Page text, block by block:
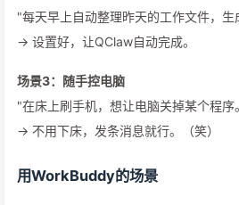
"每天早上自动整理昨天的工作文件，
→ 设置好，让QClaw自动完成。
场景3：随手控电脑
"在床上刷手机，想让电脑关掉某个程序
→ 不用下床，发条消息就行。（笑）
用WorkBuddy的场景